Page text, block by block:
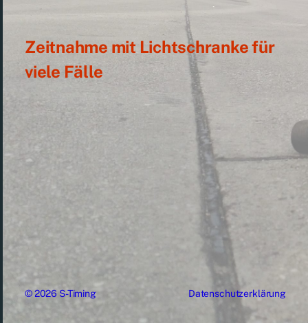
Zeitnahme mit Lichtschranke für
viele Fälle
© 2026S-Timing Datenschutzerklärung